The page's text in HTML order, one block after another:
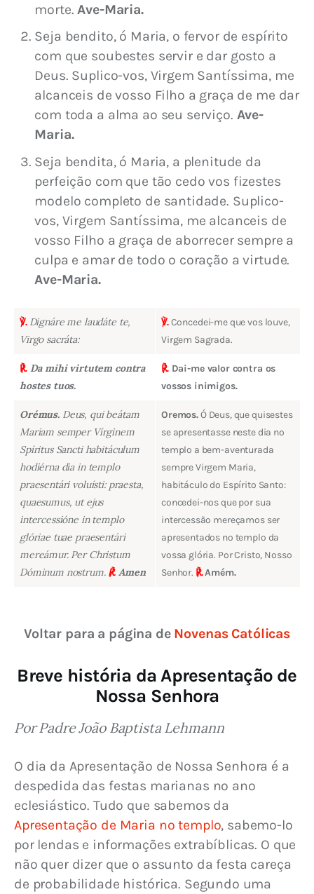
morte. Ave-Maria.
Seja bendito, ó Maria, o fervor de espírito
com que soubestes servir e dar gosto a
Deus. Suplico-vos, Virgem Santíssima, me
alcanceis de vosso Filho a graça de me dar
com toda a alma ao seu serviço. Ave-
Maria.
Seja bendita, ó Maria, a plenitude da
perfeição com que tão cedo vos fizestes
modelo completo de santidade. Suplico-
vos, Virgem Santíssima, me alcanceis de
vosso Filho a graça de aborrecer sempre a
culpa e amar de todo o coração a virtude.
Ave-Maria.
℣. Dignáre me laudáte te,
Virgo sacráta:
℣.Concedei-me que vos louve,
Virgem Sagrada.
℟. Da mihi virtutem contra
hostes tuos.
℟.Dai-me valor contra os
vossos inimigos.
Orémus.Deus, qui beátam
Mariam semper Vírginem
Spíritus Sancti habitáculum
hodiérna dia in templo
praesentári voluísti: praesta,
quaesumus, ut ejus
intercessióne in templo
glóriae tuae praesentári
mereámur. Per Christum
Dóminum nostrum. ℟. Amen
Oremos.Ó Deus, que quisestes
se apresentasse neste dia no
templo a bem-aventurada
sempre Virgem Maria,
habitáculo do Espírito Santo:
concedei-nos que por sua
intercessão mereçamos ser
apresentados no templo da
vossa glória. Por Cristo, Nosso
Senhor. ℟.Amém.
Voltar para a página de Novenas Católicas
Breve história da Apresentação de
Nossa Senhora
Por Padre João Baptista Lehmann
O dia da Apresentação de Nossa Senhora é a
despedida das festas marianas no ano
eclesiástico. Tudo que sabemos da
Apresentação de Maria no templo, sabemo-lo
por lendas e informações extrabíblicas. O que
não quer dizer que o assunto da festa careça
de probabilidade histórica. Segundo uma